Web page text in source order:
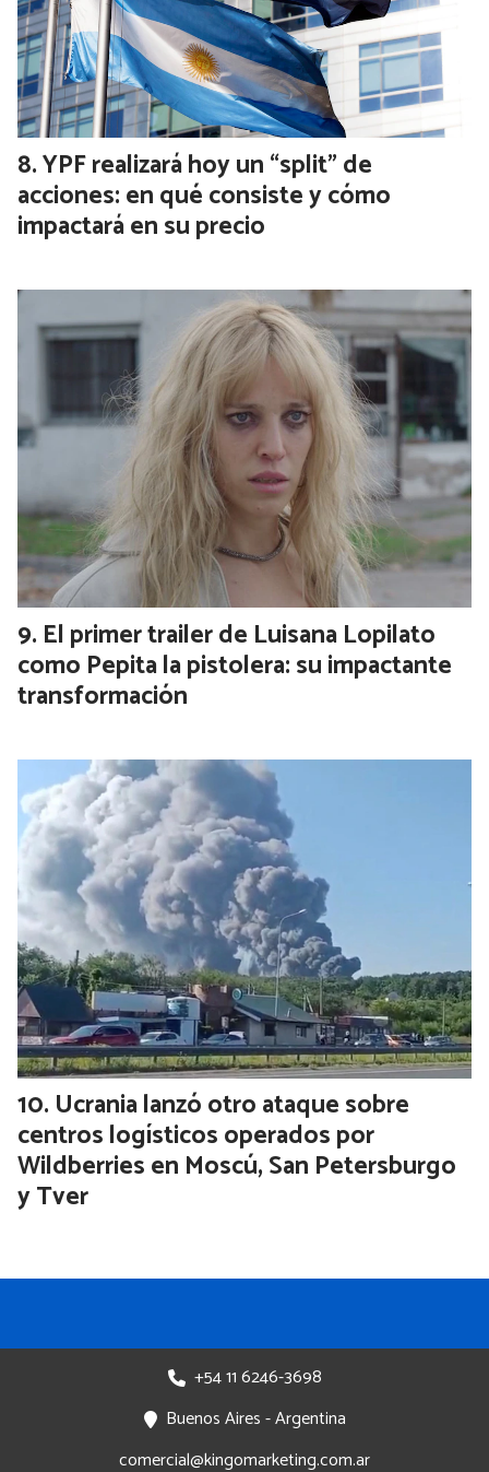
YPF realizará hoy un “split” de
acciones: en qué consiste y cómo
impactará en su precio
El primer trailer de Luisana Lopilato
como Pepita la pistolera: su impactante
transformación
Ucrania lanzó otro ataque sobre
centros logísticos operados por
Wildberries en Moscú, San Petersburgo
y Tver
+54 11 6246-3698
Buenos Aires - Argentina
comercial@kingomarketing.com.ar